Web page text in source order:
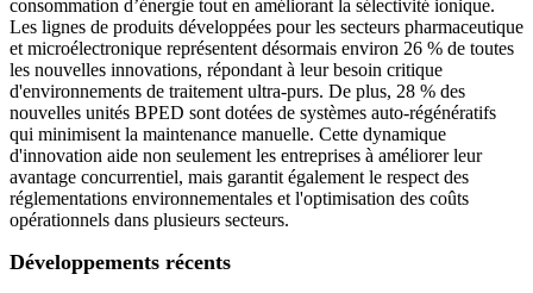
consommation d’énergie tout en améliorant la sélectivité ionique.
Les lignes de produits développées pour les secteurs pharmaceutique
et microélectronique représentent désormais environ 26 % de toutes
les nouvelles innovations, répondant à leur besoin critique
d'environnements de traitement ultra-purs. De plus, 28 % des
nouvelles unités BPED sont dotées de systèmes auto-régénératifs
qui minimisent la maintenance manuelle. Cette dynamique
d'innovation aide non seulement les entreprises à améliorer leur
avantage concurrentiel, mais garantit également le respect des
réglementations environnementales et l'optimisation des coûts
opérationnels dans plusieurs secteurs.
Développements récents